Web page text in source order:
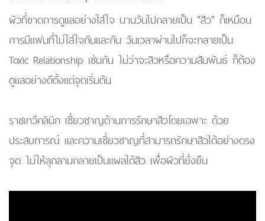
ผิวที่ขาดการดูแลอย่างใส่ใจ นานวันไปกลายเป็น "สิว" ก็เหมือน
การมีแฟนที่ไม่ใส่ใจกันและกัน วันเวลาผ่านไปก็จะกลายเป็น
Toxic Relationship เช่นกัน ไม่ว่าจะสิวหรือความสัมพันธ์ ก็ต้อง
ดูแลอย่างดีตั้งแต่จุดเริ่มต้น
ราชเทวีคลินิก เชี่ยวชาญด้านการรักษาสิวโดยเฉพาะ ด้วย
ประสบการณ์ เเละความเชี่ยวชาญที่สามารถรักษาสิวได้อย่างตรง
จุด ไม่ให้ลุกลามกลายเป็นแผลใต้สิว เพื่อผิวที่ยั่งยืน